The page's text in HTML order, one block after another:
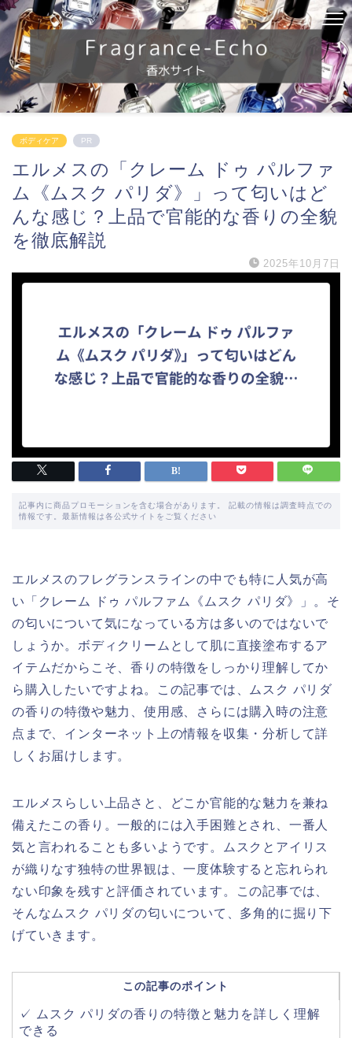
ボディケア PR
エルメスの「クレーム ドゥ パルファ
ム《ムスク パリダ》」って匂いはど
んな感じ？上品で官能的な香りの全貌
を徹底解説
2025年10月7日
記事内に商品プロモーションを含む場合があります。 記載の情報は調査時点での
情報です。最新情報は各公式サイトをご覧ください
エルメスのフレグランスラインの中でも特に人気が高
い「クレーム ドゥ パルファム《ムスク パリダ》」。そ
の匂いについて気になっている方は多いのではないで
しょうか。ボディクリームとして肌に直接塗布するア
イテムだからこそ、香りの特徴をしっかり理解してか
ら購入したいですよね。この記事では、ムスク パリダ
の香りの特徴や魅力、使用感、さらには購入時の注意
点まで、インターネット上の情報を収集・分析して詳
しくお届けします。
エルメスらしい上品さと、どこか官能的な魅力を兼ね
備えたこの香り。一般的には入手困難とされ、一番人
気と言われることも多いようです。ムスクとアイリス
が織りなす独特の世界観は、一度体験すると忘れられ
ない印象を残すと評価されています。この記事では、
そんなムスク パリダの匂いについて、多角的に掘り下
げていきます。
この記事のポイント
✓ ムスク パリダの香りの特徴と魅力を詳しく理解
できる